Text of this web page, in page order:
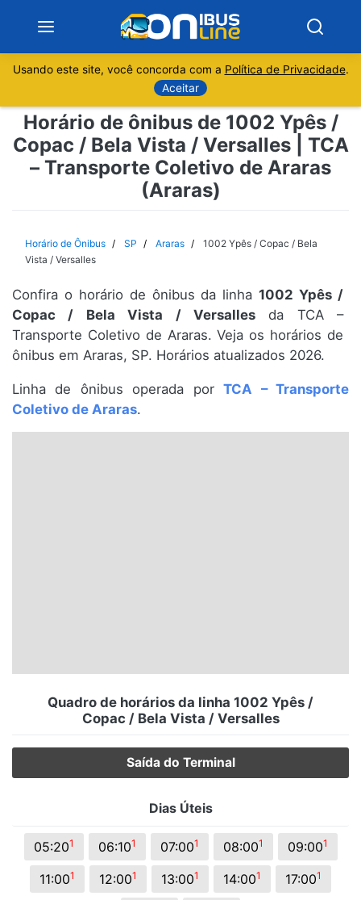
Sobre
Minas Gerais
Rio de Janeiro
Espírito Santo
Paraná
Rio Grande do Sul
Usando este site, você concorda com a Política de Privacidade.
Aceitar
Horário de ônibus de 1002 Ypês /
Copac / Bela Vista / Versalles | TCA
– Transporte Coletivo de Araras
(Araras)
Horário de Ônibus SP Araras
1002 Ypês / Copac / Bela
Vista / Versalles
Confira o horário de ônibus da linha1002 Ypês /
Copac / Bela Vista / Versallesda TCA –
Transporte Coletivo de Araras. Veja os horários de
ônibus em Araras, SP. Horários atualizados 2026.
Linha de ônibus operada porTCA – Transporte
Coletivo de Araras.
Quadro de horários da linha 1002 Ypês /
Copac / Bela Vista / Versalles
Saída do Terminal
Dias Úteis
05:201 06:101 07:001 08:001 09:001
11:001 12:001 13:001 14:001 17:001